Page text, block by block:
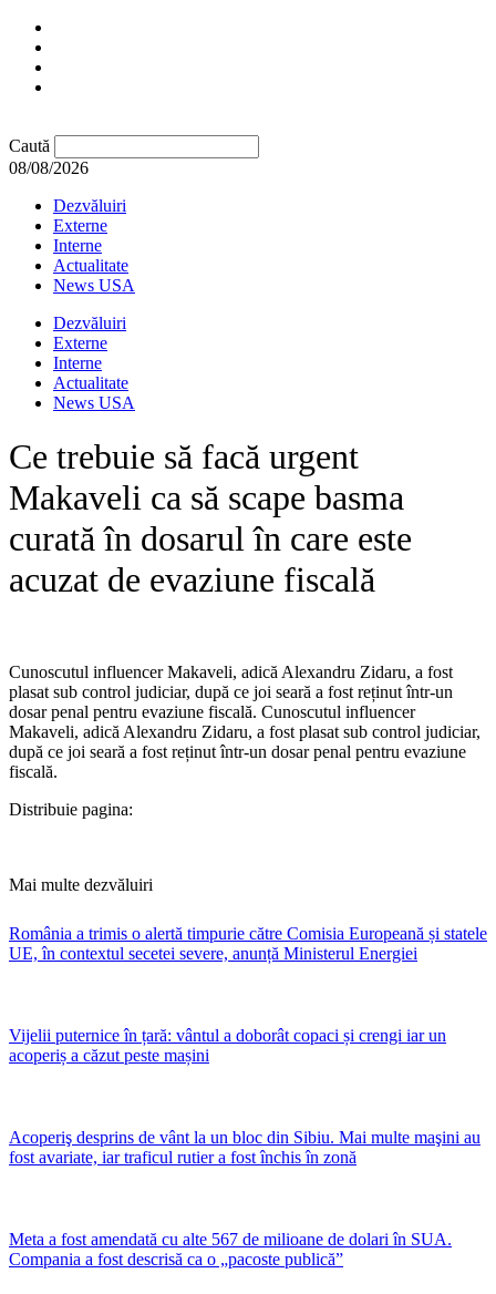
Caută
08/08/2026
Dezvăluiri
Externe
Interne
Actualitate
News USA
Dezvăluiri
Externe
Interne
Actualitate
News USA
Ce trebuie să facă urgent
Makaveli ca să scape basma
curată în dosarul în care este
acuzat de evaziune fiscală
Cunoscutul influencer Makaveli, adică Alexandru Zidaru, a fost
plasat sub control judiciar, după ce joi seară a fost reținut într-un
dosar penal pentru evaziune fiscală. ​Cunoscutul influencer
Makaveli, adică Alexandru Zidaru, a fost plasat sub control judiciar,
după ce joi seară a fost reținut într-un dosar penal pentru evaziune
fiscală.
Distribuie pagina:
Mai multe dezvăluiri
România a trimis o alertă timpurie către Comisia Europeană și statele
UE, în contextul secetei severe, anunță Ministerul Energiei
Vijelii puternice în țară: vântul a doborât copaci și crengi iar un
acoperiș a căzut peste mașini
Acoperiş desprins de vânt la un bloc din Sibiu. Mai multe maşini au
fost avariate, iar traficul rutier a fost închis în zonă
Meta a fost amendată cu alte 567 de milioane de dolari în SUA.
Compania a fost descrisă ca o „pacoste publică”